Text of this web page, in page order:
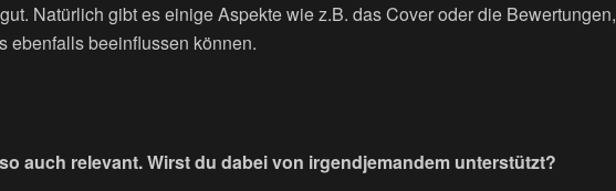
Natürlich gibt es einige Aspekte wie z.B. das Cover oder die Bewertungen,
ebenfalls beeinflussen können.
auch relevant. Wirst du dabei von irgendjemandem unterstützt?